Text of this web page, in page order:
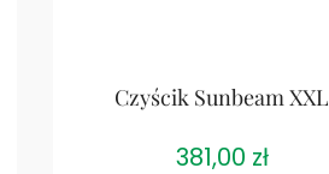
Czyścik Sunbeam XXL
381,00 zł